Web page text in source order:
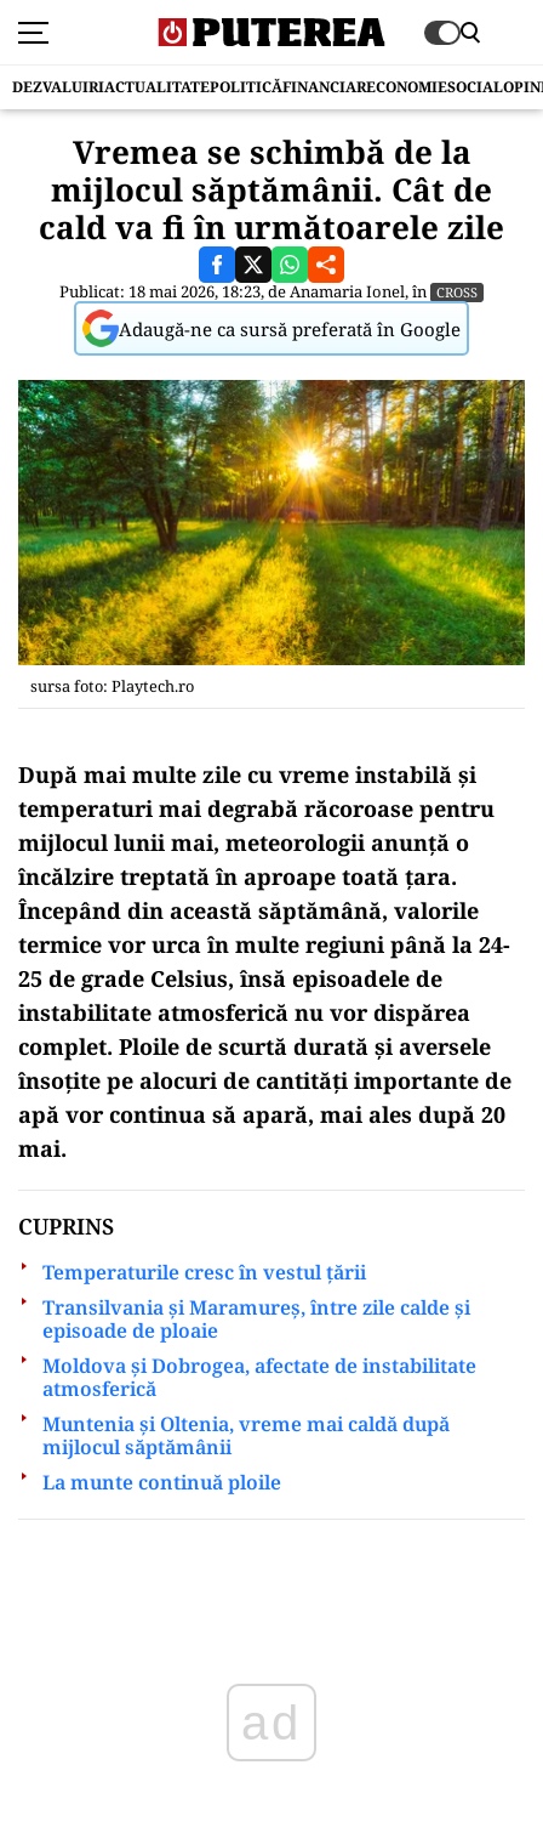
DEZVALUIRIACTUALITATEPOLITICĂFINANCIARECONOMIESOCIAL
Vremea se schimbă de la
mijlocul săptămânii. Cât de
cald va fi în următoarele zile
Publicat: 18 mai 2026, 18:23, deAnamaria Ionel, în CROSS
Adaugă-ne ca sursă preferată în Google
sursa foto: Playtech.ro
După mai multe zile cu vreme instabilă și
temperaturi mai degrabă răcoroase pentru
mijlocul lunii mai, meteorologii anunță o
încălzire treptată în aproape toată țara.
Începând din această săptămână, valorile
termice vor urca în multe regiuni până la 24-
25 de grade Celsius, însă episoadele de
instabilitate atmosferică nu vor dispărea
complet. Ploile de scurtă durată și aversele
însoțite pe alocuri de cantități importante de
apă vor continua să apară, mai ales după 20
mai.
CUPRINS
Temperaturile cresc în vestul țării
Transilvania și Maramureș, între zile calde și
episoade de ploaie
Moldova și Dobrogea, afectate de instabilitate
atmosferică
Muntenia și Oltenia, vreme mai caldă după
mijlocul săptămânii
La munte continuă ploile